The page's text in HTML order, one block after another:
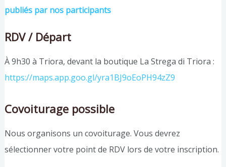
publiés par nos participants
RDV / Départ
À 9h30 à Triora, devant la boutique La Strega di Triora :
https://maps.app.goo.gl/yra1BJ9oEoPH94zZ9
Covoiturage possible
Nous organisons un covoiturage. Vous devrez
sélectionner votre point de RDV lors de votre inscription.